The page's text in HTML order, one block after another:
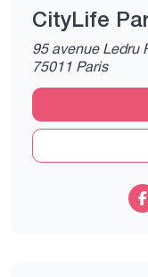
CityLife
95 avenue Ledru
75011 Paris